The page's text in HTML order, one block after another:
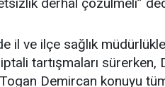
il ve ilçe sağlık
tartışmaları sürerken,
Togan Demircan konuyu